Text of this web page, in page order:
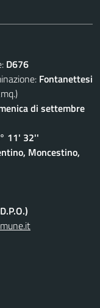
D676
Fontanettesi
di settembre
11' 32''
Moncestino,